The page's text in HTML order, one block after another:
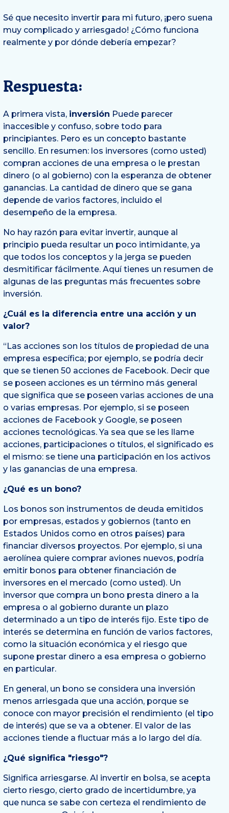
Sé que necesito invertir para mi futuro, ¡pero suena
muy complicado y arriesgado! ¿Cómo funciona
realmente y por dónde debería empezar?
Respuesta:
A primera vista, inversión Puede parecer
inaccesible y confuso, sobre todo para
principiantes. Pero es un concepto bastante
sencillo. En resumen: los inversores (como usted)
compran acciones de una empresa o le prestan
dinero (o al gobierno) con la esperanza de obtener
ganancias. La cantidad de dinero que se gana
depende de varios factores, incluido el
desempeño de la empresa.
No hay razón para evitar invertir, aunque al
principio pueda resultar un poco intimidante, ya
que todos los conceptos y la jerga se pueden
desmitificar fácilmente. Aquí tienes un resumen de
algunas de las preguntas más frecuentes sobre
inversión.
¿Cuál es la diferencia entre una acción y un
valor?
“Las acciones son los títulos de propiedad de una
empresa específica; por ejemplo, se podría decir
que se tienen 50 acciones de Facebook. Decir que
se poseen acciones es un término más general
que significa que se poseen varias acciones de una
o varias empresas. Por ejemplo, si se poseen
acciones de Facebook y Google, se poseen
acciones tecnológicas. Ya sea que se les llame
acciones, participaciones o títulos, el significado es
el mismo: se tiene una participación en los activos
y las ganancias de una empresa.
¿Qué es un bono?
Los bonos son instrumentos de deuda emitidos
por empresas, estados y gobiernos (tanto en
Estados Unidos como en otros países) para
financiar diversos proyectos. Por ejemplo, si una
aerolínea quiere comprar aviones nuevos, podría
emitir bonos para obtener financiación de
inversores en el mercado (como usted). Un
inversor que compra un bono presta dinero a la
empresa o al gobierno durante un plazo
determinado a un tipo de interés fijo. Este tipo de
interés se determina en función de varios factores,
como la situación económica y el riesgo que
supone prestar dinero a esa empresa o gobierno
en particular.
En general, un bono se considera una inversión
menos arriesgada que una acción, porque se
conoce con mayor precisión el rendimiento (el tipo
de interés) que se va a obtener. El valor de las
acciones tiende a fluctuar más a lo largo del día.
¿Qué significa "riesgo"?
Significa arriesgarse. Al invertir en bolsa, se acepta
cierto riesgo, cierto grado de incertidumbre, ya
que nunca se sabe con certeza el rendimiento de